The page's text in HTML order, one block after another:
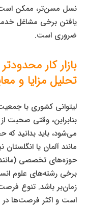
نسل مسن‌تر، ممکن است
یافتن برخی مشاغل
ضروری است.
بازار کار
تحلیل مزایا و
بنابراین، وقتی صحبت
می‌شود، باید بدانید که
مانند آلمان یا
برخی رشته‌های علوم
زمان‌بر باشد. تنوع
است و اکثر فرصت‌ها در